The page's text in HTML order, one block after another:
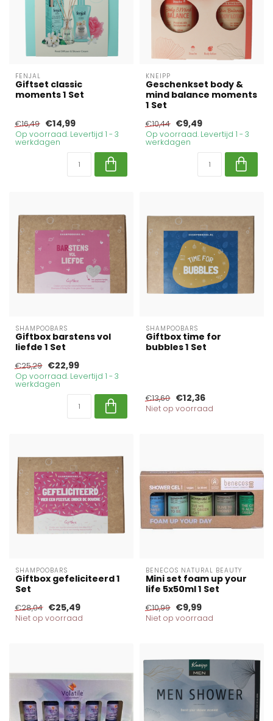
FENJAL
Giftset classic
moments 1 Set
€16,49 €14,99
Op voorraad. Levertijd 1 - 3
werkdagen
KNEIPP
Geschenkset body &
mind balance moments
1 Set
€10,44 €9,49
Op voorraad. Levertijd 1 - 3
werkdagen
SHAMPOOBARS
Giftbox barstens vol
liefde 1 Set
€25,29 €22,99
Op voorraad. Levertijd 1 - 3
werkdagen
SHAMPOOBARS
Giftbox time for
bubbles 1 Set
€13,60 €12,36
Niet op voorraad
SHAMPOOBARS
Giftbox gefeliciteerd 1
Set
€28,04 €25,49
Niet op voorraad
BENECOS NATURAL BEAUTY
Mini set foam up your
life 5x50ml 1 Set
€10,99 €9,99
Niet op voorraad